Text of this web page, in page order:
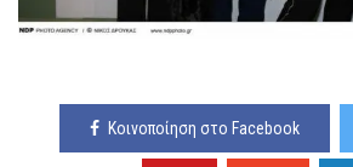
Κοινοποίηση στο Facebook